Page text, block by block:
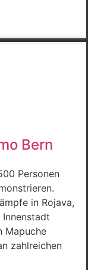
Bern
Personen
in Rojava,
Mapuche
zahlreichen